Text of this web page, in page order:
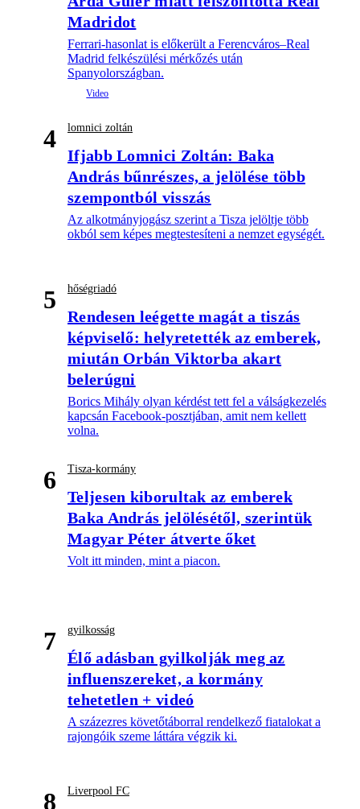
Madridot
Ferrari-hasonlat is előkerült a Ferencváros–Real
Madrid felkészülési mérkőzés után
Spanyolországban.
4 lomnici zoltán
Ifjabb Lomnici Zoltán: Baka
András bűnrészes, a jelölése több
szempontból visszás
Az alkotmányjogász szerint a Tisza jelöltje több
okból sem képes megtestesíteni a nemzet egységét.
5 hőségriadó
Rendesen leégette magát a tiszás
képviselő: helyretették az emberek,
miután Orbán Viktorba akart
belerúgni
Borics Mihály olyan kérdést tett fel a válságkezelés
kapcsán Facebook-posztjában, amit nem kellett
volna.
6 Tisza-kormány
Teljesen kiborultak az emberek
Baka András jelölésétől, szerintük
Magyar Péter átverte őket
Volt itt minden, mint a piacon.
7 gyilkosság
Élő adásban gyilkolják meg az
influenszereket, a kormány
tehetetlen + videó
A százezres követőtáborral rendelkező fiatalokat a
rajongóik szeme láttára végzik ki.
8 Liverpool FC